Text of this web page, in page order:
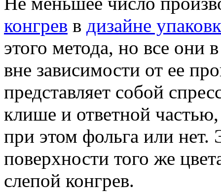
конгрев в дизайне
этого метода, но все они
вне зависимости от ее
представляет собой
клише и ответной
при этом фольга или нет.
поверхности того же
слепой конгрев.